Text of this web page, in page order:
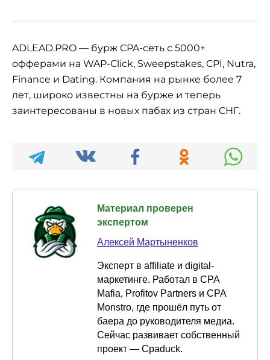
ADLEAD.PRO — бурж CPA-сеть с 5000+
офферами на WAP-Click, Sweepstakes, CPI, Nutra,
Finance и Dating. Компания на рынке более 7
лет, широко известны на бурже и теперь
заинтересованы в новых пабах из стран СНГ.
Материал проверен
экспертом
Алексей Мартыненков
Эксперт в affiliate и digital-
маркетинге. Работал в CPA
Mafia, Profitov Partners и CPA
Monstro, где прошёл путь от
баера до руководителя медиа.
Сейчас развивает собственный
проект — Cpaduck.